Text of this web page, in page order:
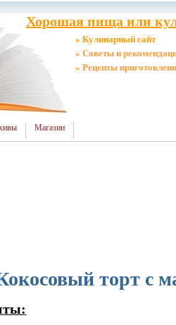
Хорошая пища или
» Кулинарный сайт
» Советы и
» Рецепты
Магазин
торт с